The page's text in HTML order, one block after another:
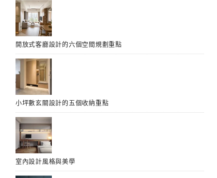
開放式客廳設計的六個空間規劃重點
小坪數玄關設計的五個收納重點
室內設計風格與美學